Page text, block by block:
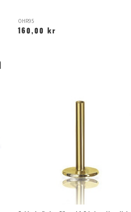
OHR95
160,00 kr